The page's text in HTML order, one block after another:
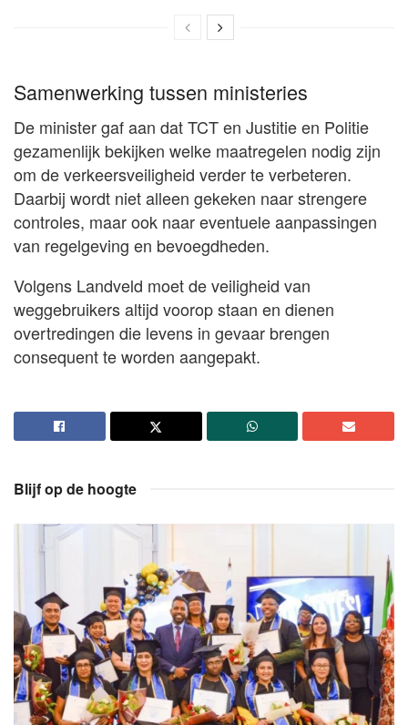
Samenwerking tussen ministeries
De minister gaf aan dat TCT en Justitie en Politie
gezamenlijk bekijken welke maatregelen nodig zijn
om de verkeersveiligheid verder te verbeteren.
Daarbij wordt niet alleen gekeken naar strengere
controles, maar ook naar eventuele aanpassingen
van regelgeving en bevoegdheden.
Volgens Landveld moet de veiligheid van
weggebruikers altijd voorop staan en dienen
overtredingen die levens in gevaar brengen
consequent te worden aangepakt.
Blijf op de hoogte